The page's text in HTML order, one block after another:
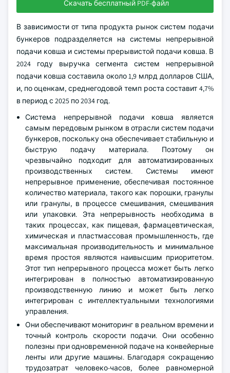
Скачать бесплатный PDF-файл
В зависимости от типа продукта рынок систем подачи
бункеров подразделяется на системы непрерывной
подачи ковша и системы прерывистой подачи ковша. В
2024 году выручка сегмента систем непрерывной
подачи ковша составила около 1,9 млрд долларов США,
и, по оценкам, среднегодовой темп роста составит 4,7%
в период с 2025 по 2034 год.
Система непрерывной подачи ковша является
самым передовым рынком в отрасли систем подачи
бункеров, поскольку она обеспечивает стабильную и
быструю подачу материала. Поэтому он
чрезвычайно подходит для автоматизированных
производственных систем. Системы имеют
непрерывное применение, обеспечивая постоянное
количество материала, такого как порошки, гранулы
или гранулы, в процессе смешивания, смешивания
или упаковки. Эта непрерывность необходима в
таких процессах, как пищевая, фармацевтическая,
химическая и пластмассовая промышленность, где
максимальная производительность и минимальное
время простоя являются наивысшим приоритетом.
Этот тип непрерывного процесса может быть легко
интегрирован в полностью автоматизированную
производственную линию и может быть легко
интегрирован с интеллектуальными технологиями
управления.
Они обеспечивают мониторинг в реальном времени и
точный контроль скорости подачи. Они особенно
полезны при одновременной подаче на конвейерные
ленты или другие машины. Благодаря сокращению
трудозатрат человеко-часов, более равномерной